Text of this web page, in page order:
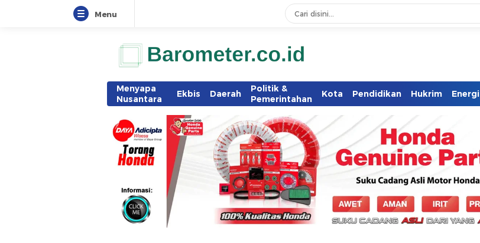
Menu
www.barometer.co.id
Berita Terkini di Sulawesi Utara
Menyapa
Nusantara
Ekbis Daerah
Politik &
Pemerintahan
Kota Pendidikan Hukrim Energi